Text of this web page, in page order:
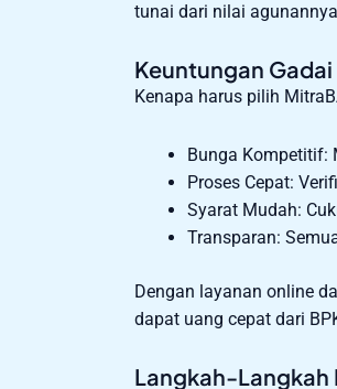
tunai dari nilai
Keuntungan
Kenapa harus pilih
Bunga Kompetitif:
Proses Cepat:
Syarat Mudah:
Transparan:
Dengan layanan online
dapat uang cepat dari
Langkah-Langkah